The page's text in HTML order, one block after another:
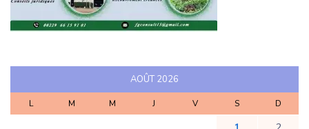
AOÛT 2026
L M M J V S D